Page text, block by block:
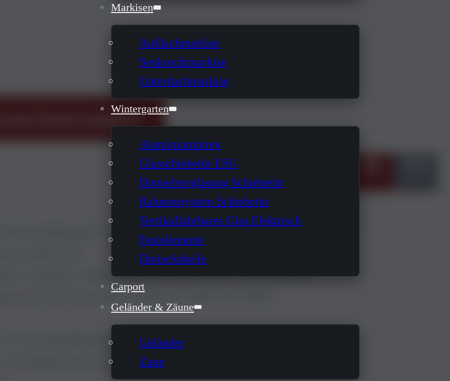
Markisen
Aufdachmarkise
Senkrechtmarkise
Unterdachmarkise
Wintergarten
Aluminiumtüren
Glasschiebetür ESG
Doppelverglasung Schiebetür
Rahmensystem Schiebetür
Vertikalfahrbares Glas Elektrisch
Festelemente
Dreieckskeile
Carport
Geländer & Zäune
Geländer
Zaun
Termin vereinbaren
großzügige Terrassenüberdachung in der modernen
Anthrazit überzeugt durch ihre klare, symmetrische
eine besonders moderne, kubische Optik.
die geradlinige Würfelform mit einer im Rahmen
Regenwasser zuverlässig abgeführt, ohne die